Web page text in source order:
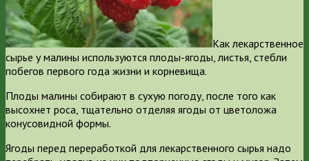
Как лекарственное
сырье у малины используются плоды-ягоды, листья, стебли
побегов первого года жизни и корневища.
Плоды малины собирают в сухую погоду, после того как
высохнет роса, тщательно отделяя ягоды от цветоложа
конусовидной формы.
Ягоды перед переработкой для лекарственного сырья надо